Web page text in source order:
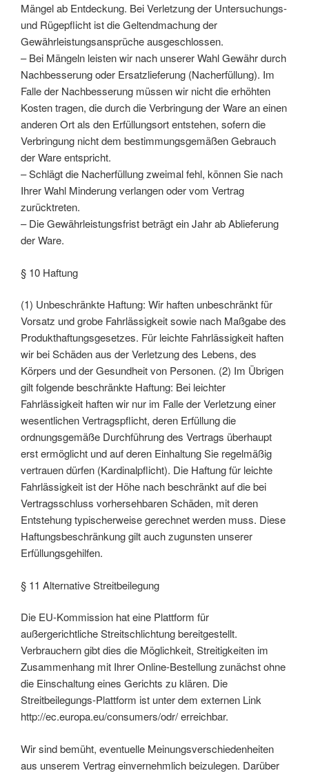
Mängel ab Entdeckung. Bei Verletzung der Untersuchungs-
und Rügepflicht ist die Geltendmachung der
Gewährleistungsansprüche ausgeschlossen.
– Bei Mängeln leisten wir nach unserer Wahl Gewähr durch
Nachbesserung oder Ersatzlieferung (Nacherfüllung). Im
Falle der Nachbesserung müssen wir nicht die erhöhten
Kosten tragen, die durch die Verbringung der Ware an einen
anderen Ort als den Erfüllungsort entstehen, sofern die
Verbringung nicht dem bestimmungsgemäßen Gebrauch
der Ware entspricht.
– Schlägt die Nacherfüllung zweimal fehl, können Sie nach
Ihrer Wahl Minderung verlangen oder vom Vertrag
zurücktreten.
– Die Gewährleistungsfrist beträgt ein Jahr ab Ablieferung
der Ware.
§ 10 Haftung
(1) Unbeschränkte Haftung: Wir haften unbeschränkt für
Vorsatz und grobe Fahrlässigkeit sowie nach Maßgabe des
Produkthaftungsgesetzes. Für leichte Fahrlässigkeit haften
wir bei Schäden aus der Verletzung des Lebens, des
Körpers und der Gesundheit von Personen. (2) Im Übrigen
gilt folgende beschränkte Haftung: Bei leichter
Fahrlässigkeit haften wir nur im Falle der Verletzung einer
wesentlichen Vertragspflicht, deren Erfüllung die
ordnungsgemäße Durchführung des Vertrags überhaupt
erst ermöglicht und auf deren Einhaltung Sie regelmäßig
vertrauen dürfen (Kardinalpflicht). Die Haftung für leichte
Fahrlässigkeit ist der Höhe nach beschränkt auf die bei
Vertragsschluss vorhersehbaren Schäden, mit deren
Entstehung typischerweise gerechnet werden muss. Diese
Haftungsbeschränkung gilt auch zugunsten unserer
Erfüllungsgehilfen.
§ 11 Alternative Streitbeilegung
Die EU-Kommission hat eine Plattform für
außergerichtliche Streitschlichtung bereitgestellt.
Verbrauchern gibt dies die Möglichkeit, Streitigkeiten im
Zusammenhang mit Ihrer Online-Bestellung zunächst ohne
die Einschaltung eines Gerichts zu klären. Die
Streitbeilegungs-Plattform ist unter dem externen Link
http://ec.europa.eu/consumers/odr/ erreichbar.
Wir sind bemüht, eventuelle Meinungsverschiedenheiten
aus unserem Vertrag einvernehmlich beizulegen. Darüber